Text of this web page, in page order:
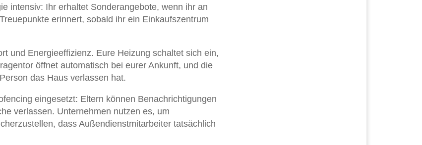
intensiv: Ihr erhaltet Sonderangebote, wenn ihr an
erinnert, sobald ihr ein Einkaufszentrum
und Energieeffizienz. Eure Heizung schaltet sich ein,
öffnet automatisch bei eurer Ankunft, und die
das Haus verlassen hat.
eingesetzt: Eltern können Benachrichtigungen
verlassen. Unternehmen nutzen es, um
dass Außendienstmitarbeiter tatsächlich